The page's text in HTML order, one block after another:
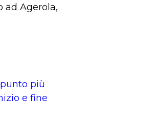
ad Agerola,
più
e fine